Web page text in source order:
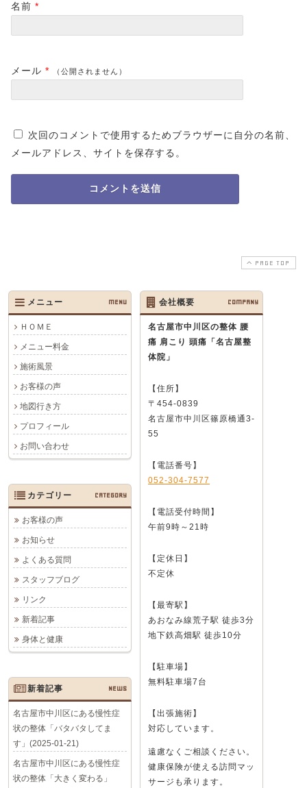
名前 *
メール * （公開されません）
次回のコメントで使用するためブラウザーに自分の名前、
メールアドレス、サイトを保存する。
PAGE TOP
メニュー MENU
ＨＯＭＥ
メニュー料金
施術風景
お客様の声
地図行き方
プロフィール
お問い合わせ
会社概要 COMPANY
名古屋市中川区の整体 腰
痛 肩こり 頭痛 「名古屋整
体院」
【住所】
〒454-0839
名古屋市中川区篠原橋通3-
55
【電話番号】
052-304-7577
【電話受付時間】
午前9時～21時
【定休日】
不定休
【最寄駅】
あおなみ線荒子駅 徒歩3分
地下鉄高畑駅 徒歩10分
【駐車場】
無料駐車場7台
【出張施術】
対応しています。
遠慮なくご相談ください。
健康保険が使える訪問マッ
サージも承ります。
カテゴリー CATEGORY
お客様の声
お知らせ
よくある質問
スタッフブログ
リンク
新着記事
身体と健康
新着記事 NEWS
名古屋市中川区にある慢性症
状の整体「バタバタしてま
す」(2025-01-21)
名古屋市中川区にある慢性症
状の整体「大きく変わる」